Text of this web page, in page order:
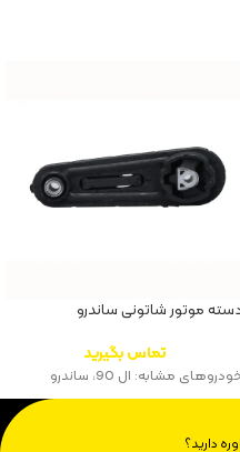
موتور شاتونی ساندرو
تماس بگیرید
مشابه: ال 90، ساندرو
دارید؟